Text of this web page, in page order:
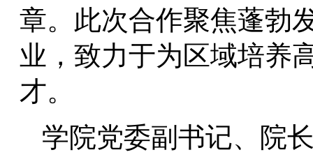
章。此次合作聚焦蓬勃
业，致力于为区域培养
才。
学院党委副书记、院